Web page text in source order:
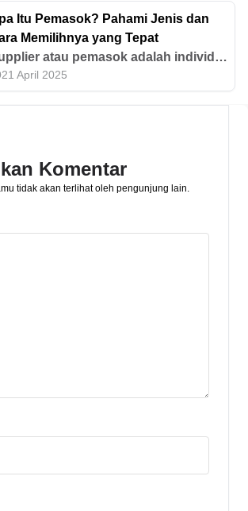
selengkapnya di artikel ini, yuk!
Itu Pemasok? Pahami Jenis dan
Memilihnya yang Tepat
atau pemasok adalah individu
bisnis yang menyediakan
atau jasa kepada pihak lain.
21 April 2025
Komentar
tidak akan terlihat oleh pengunjung lain.